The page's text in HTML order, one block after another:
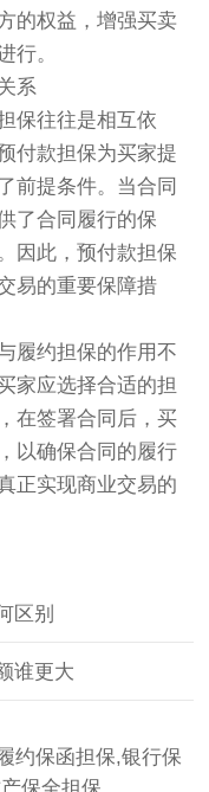
的权益，增强买卖
行。
系
保往往是相互依
付款担保为买家提
前提条件。当合同
了合同履行的保
因此，预付款担保
易的重要保障措
履约担保的作用不
家应选择合适的担
在签署合同后，买
以确保合同的履行
正实现商业交易的
区别
谁更大
约保函担保,银行保
保全担保。